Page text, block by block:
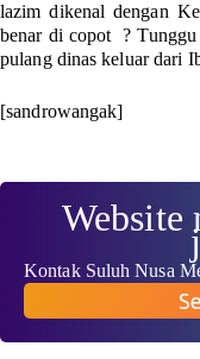
lazim dikenal dengan
benar di copot ? Tunggu
pulang dinas keluar dari
[sandrowangak]
Website
Kontak Suluh Nusa